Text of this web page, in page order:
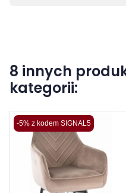
8 innych
kategorii:
-5% z kodem SIGNAL5